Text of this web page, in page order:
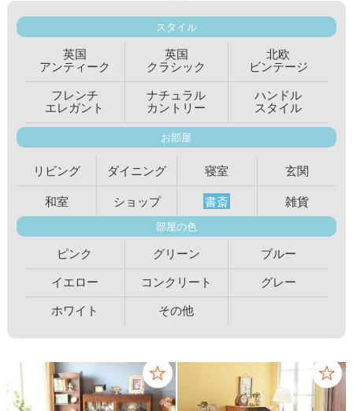
スタイル
英国
アンティーク
英国
クラシック
北欧
ビンテージ
フレンチ
エレガント
ナチュラル
カントリー
ハンドル
スタイル
お部屋
リビング ダイニング 寝室
玄関
和室
ショップ 書斎 雑貨
部屋の色
ピンク グリーン
ブルー
イエロー
コンクリート
グレー
ホワイト
その他